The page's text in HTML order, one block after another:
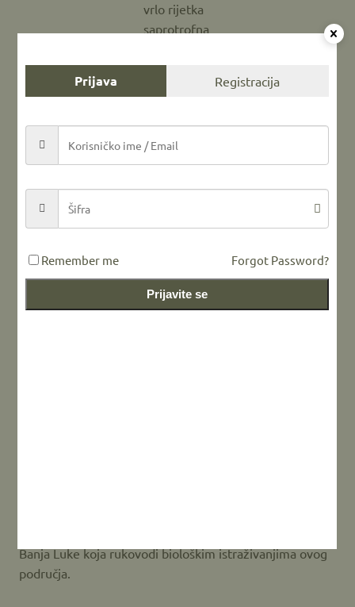
vrlo rijetka
saprotrofna
razlaže
bukve
Među registrovanim vrstama ovaj put izdvajamo
predložena za status kritično ugrožene vrste (CR)
(očuvane šumske sastojine sa dubokim slojem stelje i
listinca). U svim zemljama u kojima je zabilježena nalazi
Banja Luke koja rukovodi biološkim istraživanjima ovog
područja.
Prijava Registracija
Remember me Forgot Password?
Prijavite se